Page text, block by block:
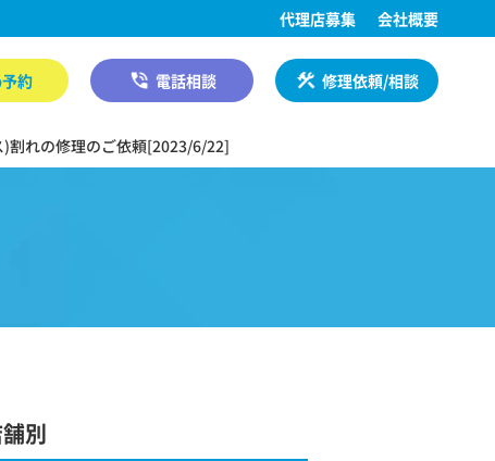
代理店募集 会社概要
約 電話相談 修理依頼/相談
割れの修理のご依頼[2023/6/22]
別